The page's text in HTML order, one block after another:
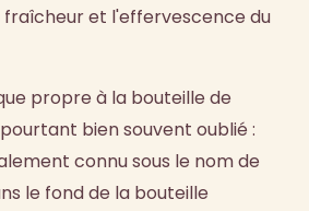
fraîcheur et l'effervescence du
propre à la bouteille de
bien souvent oublié :
connu sous le nom de
le fond de la bouteille